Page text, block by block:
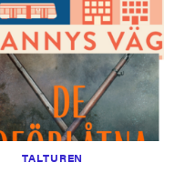
TALTUREN